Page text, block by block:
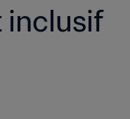
inclusif